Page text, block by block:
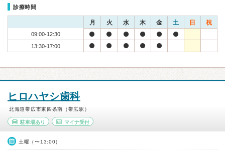
診療時間
月 火 水 木 金 土 日 祝
09:00-12:30
13:30-17:00
ヒロハヤシ歯科
北海道帯広市東四条南（帯広駅）
駐車場あり マイナ受付
土曜（〜13:00）